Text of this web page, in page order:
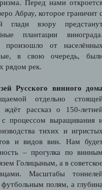
Перед нами
Абрау, которое граничит
взору
плантации
произошло от
в свою очередь,
рядом рек.
Русского винного
отдельно
рассказ о 150-
с процессом выращивания
тихих и
и видов вин. Нам
– прогулка по
Голицыным, а в
Масштабы
полям, а